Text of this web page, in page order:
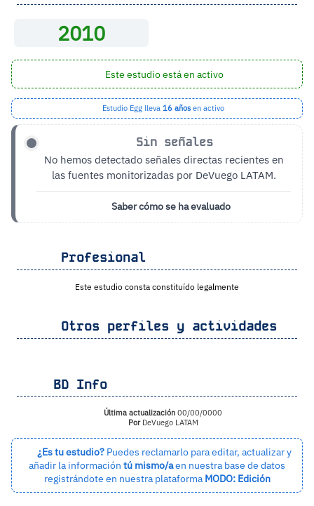
2010
Este estudio está en activo
Estudio Egg lleva 16 añosen activo
Sin señales
No hemos detectado señales directas recientes en
las fuentes monitorizadas por DeVuego LATAM.
Saber cómo se ha evaluado
Profesional
Este estudio consta constituído legalmente
Otros perfiles y actividades
BD Info
Última actualización 00/00/0000
PorDeVuego LATAM
¿Es tu estudio? Puedes reclamarlo para editar, actualizar y
añadir la información tú mismo/aen nuestra base de datos
registrándote en nuestra plataforma MODO: Edición